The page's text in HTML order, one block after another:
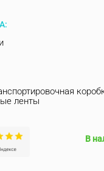
ленты
В